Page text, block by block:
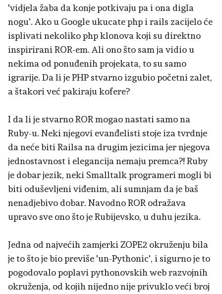
'vidjela žaba da konje potkivaju pa i ona digla
nogu'. Ako u Google ukucate php i rails zacijelo će
isplivati nekoliko php klonova koji su direktno
inspirirani ROR-em. Ali ono što sam ja vidio u
nekima od ponuđenih projekata, to su samo
igrarije. Da li je PHP stvarno izgubio početni zalet,
a štakori već pakiraju kofere?
I da li je stvarno ROR mogao nastati samo na
Ruby-u. Neki njegovi evanđelisti stoje iza tvrdnje
da neće biti Railsa na drugim jezicima jer njegova
jednostavnost i elegancija nemaju premca?! Ruby
je dobar jezik, neki Smalltalk programeri mogli bi
biti oduševljeni viđenim, ali sumnjam da je baš
nenadjebivo dobar. Navodno ROR odražava
upravo sve ono što je Rubijevsko, u duhu jezika.
Jedna od najvećih zamjerki ZOPE2 okruženju bila
je to što je bio previše 'un-Pythonic', i sigurno je to
pogodovalo poplavi pythonovskih web razvojnih
okruženja, od kojih nijedno nije privuklo veći broj